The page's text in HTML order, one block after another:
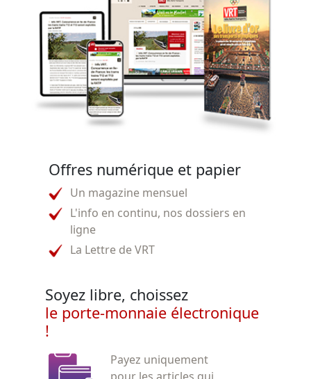
Offres numérique et papier
Un magazine mensuel
L'info en continu, nos dossiers en
ligne
La Lettre de VRT
Soyez libre, choissez
le porte-monnaie électronique
!
Payez uniquement